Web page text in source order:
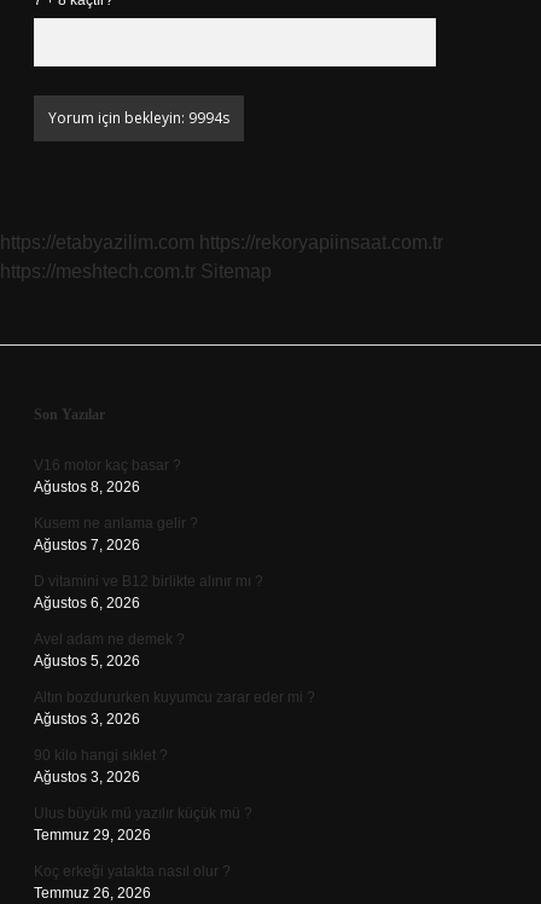
https://etabyazilim.com https://rekoryapiinsaat.com.tr
https://meshtech.com.tr Sitemap
Sidebar
Son Yazılar
V16 motor kaç basar ?
Ağustos 8, 2026
Kusem ne anlama gelir ?
Ağustos 7, 2026
D vitamini ve B12 birlikte alınır mı ?
Ağustos 6, 2026
Avel adam ne demek ?
Ağustos 5, 2026
Altın bozdururken kuyumcu zarar eder mi ?
Ağustos 3, 2026
90 kilo hangi sıklet ?
Ağustos 3, 2026
Ulus büyük mü yazılır küçük mü ?
Temmuz 29, 2026
Koç erkeği yatakta nasıl olur ?
Temmuz 26, 2026